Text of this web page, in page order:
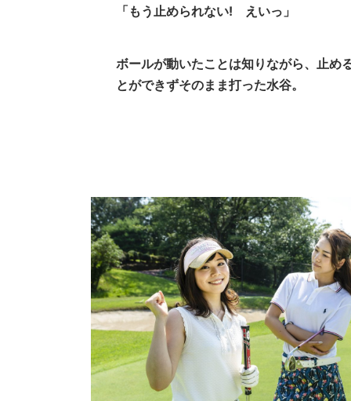
「もう止められない! えいっ」
ボールが動いたことは知りながら、止め
とができずそのまま打った水谷。